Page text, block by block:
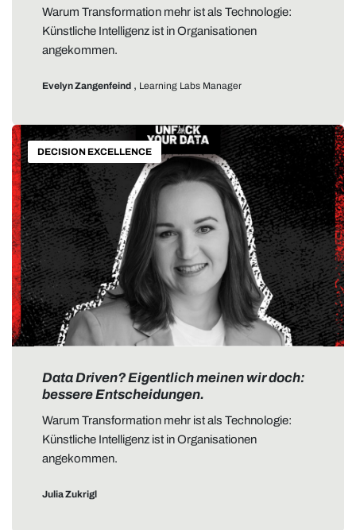
Warum Transformation mehr ist als Technologie:
Künstliche Intelligenz ist in Organisationen
angekommen.
Evelyn Zangenfeind, Learning Labs Manager
DECISION EXCELLENCE
Data Driven? Eigentlich meinen wir doch:
bessere Entscheidungen.
Warum Transformation mehr ist als Technologie:
Künstliche Intelligenz ist in Organisationen
angekommen.
Julia Zukrigl